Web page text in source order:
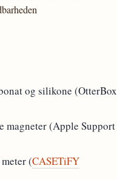
og silikone (OtterBox
magneter (Apple Support
(CASETiFY